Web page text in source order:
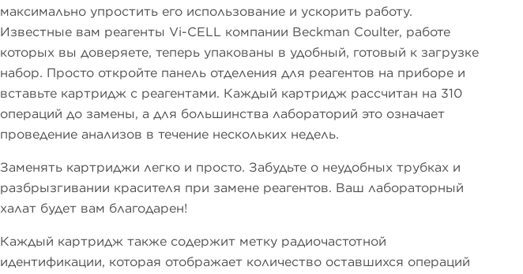
максимально упростить его использование и ускорить работу.
Известные вам реагенты Vi-CELL компании Beckman Coulter, работе
которых вы доверяете, теперь упакованы в удобный, готовый к загрузке
набор. Просто откройте панель отделения для реагентов на приборе и
вставьте картридж с реагентами. Каждый картридж рассчитан на 310
операций до замены, а для большинства лабораторий это означает
проведение анализов в течение нескольких недель.
Заменять картриджи легко и просто. Забудьте о неудобных трубках и
разбрызгивании красителя при замене реагентов. Ваш лабораторный
халат будет вам благодарен!
Каждый картридж также содержит метку радиочастотной
идентификации, которая отображает количество оставшихся операций